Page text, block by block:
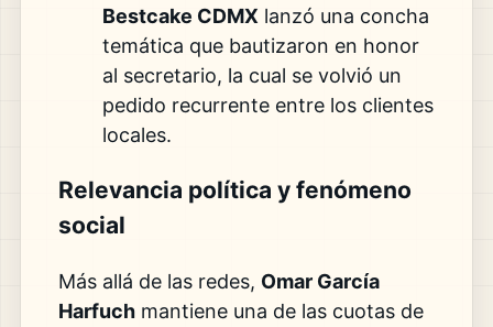
Bestcake CDMX lanzó una concha
temática que bautizaron en honor
al secretario, la cual se volvió un
pedido recurrente entre los clientes
locales.
Relevancia política y fenómeno
social
Más allá de las redes, Omar García
Harfuchmantiene una de las cuotas de